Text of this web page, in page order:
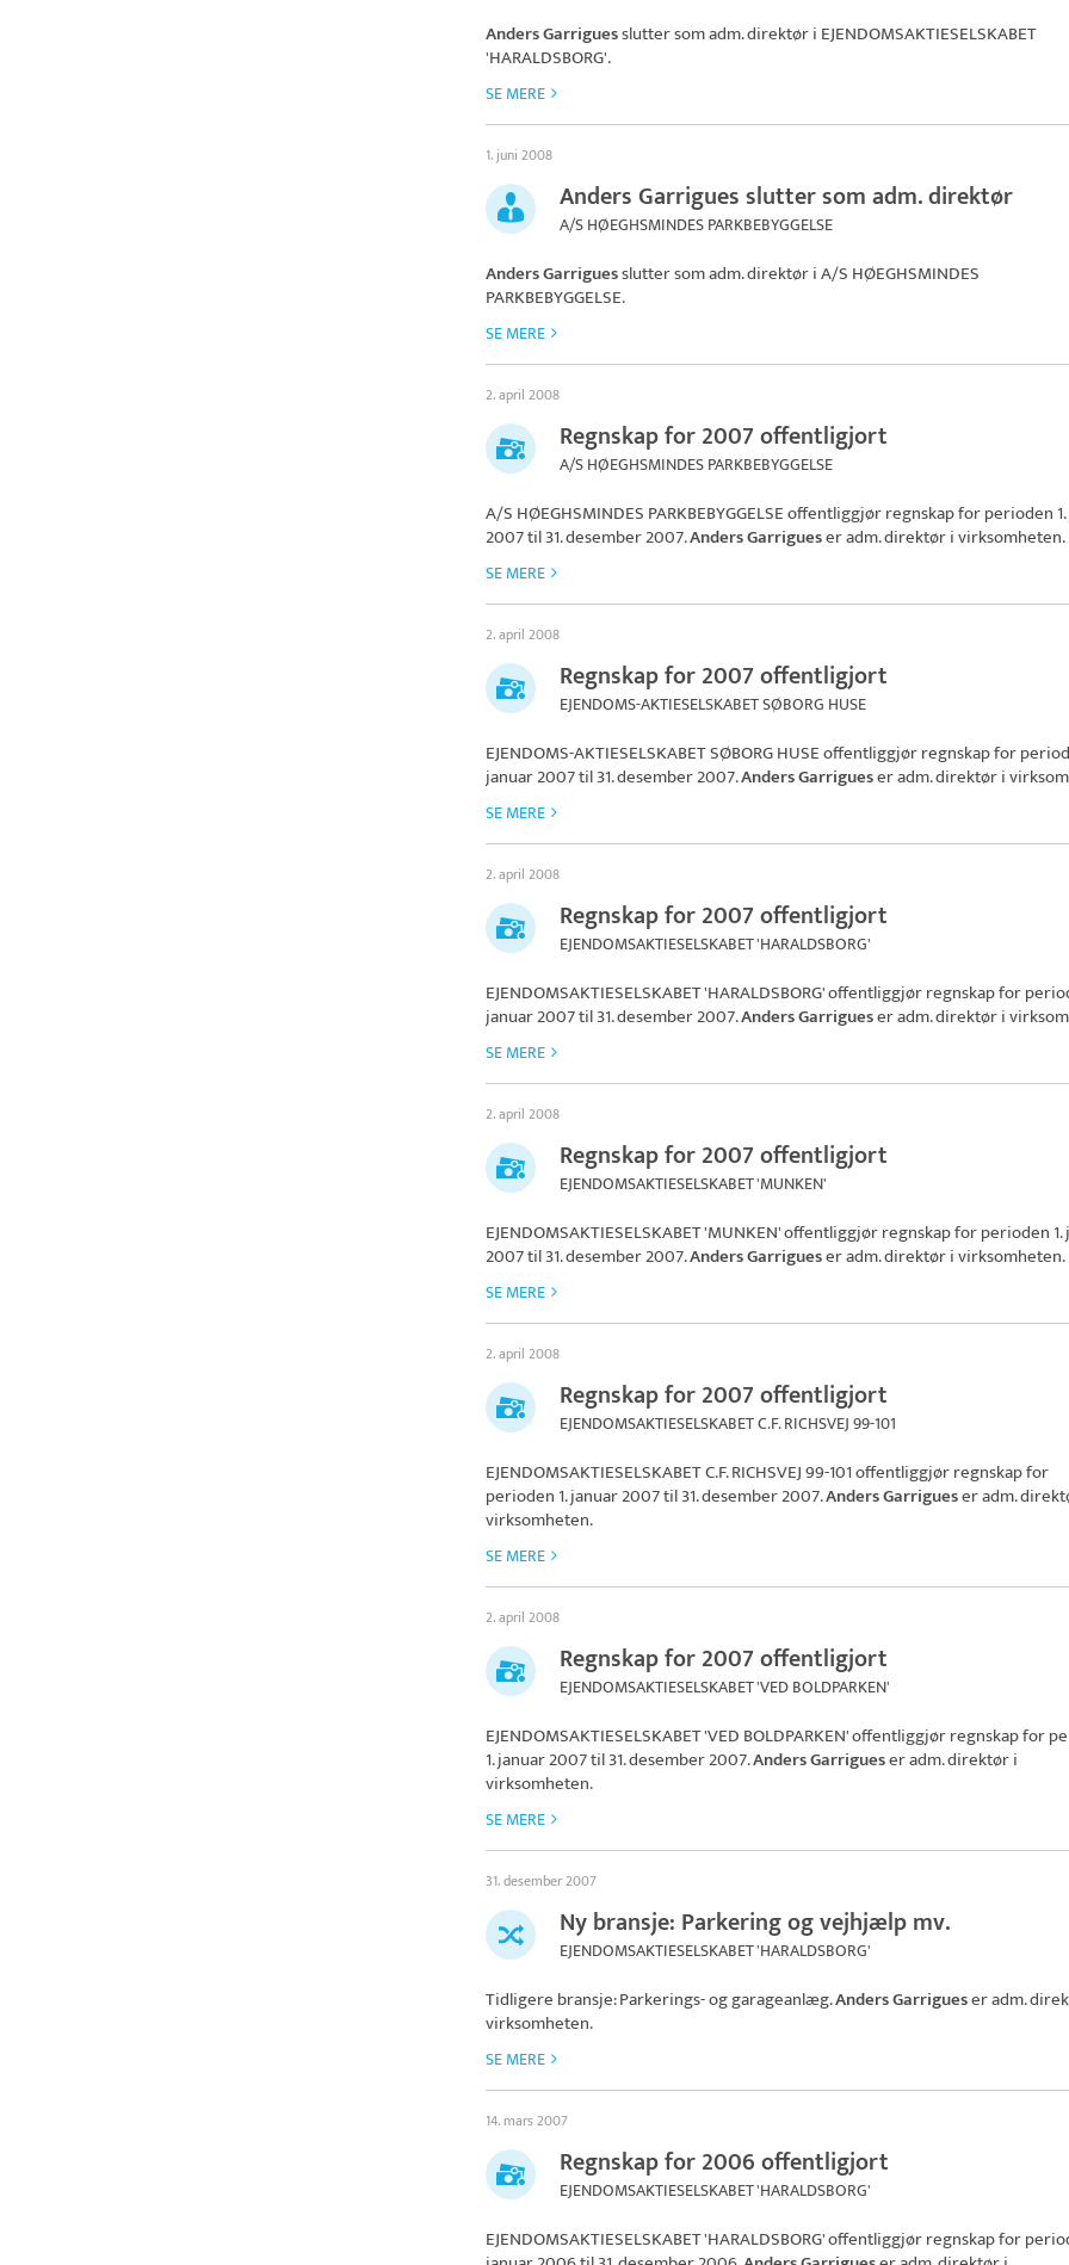
Anders Garriguesslutter som adm. direktør i EJENDOMSAKTIESELSKABET
'HARALDSBORG'.
SE MERE
1. juni 2008
Anders Garrigues slutter som adm. direktør
A/S HØEGHSMINDES PARKBEBYGGELSE
Anders Garriguesslutter som adm. direktør iA/S HØEGHSMINDES
PARKBEBYGGELSE.
SE MERE
2. april 2008
Regnskap for 2007 offentligjort
A/S HØEGHSMINDES PARKBEBYGGELSE
A/S HØEGHSMINDES PARKBEBYGGELSEoffentliggjør regnskap for perioden
2007 til 31. desember 2007.Anders Garrigueser adm. direktør i virksomheten.
SE MERE
2. april 2008
Regnskap for 2007 offentligjort
EJENDOMS-AKTIESELSKABET SØBORG HUSE
EJENDOMS-AKTIESELSKABET SØBORG HUSEoffentliggjør regnskap for
januar 2007 til 31. desember 2007.Anders Garrigueser adm. direktør i
SE MERE
2. april 2008
Regnskap for 2007 offentligjort
EJENDOMSAKTIESELSKABET 'HARALDSBORG'
EJENDOMSAKTIESELSKABET 'HARALDSBORG'offentliggjør regnskap for
januar 2007 til 31. desember 2007.Anders Garrigueser adm. direktør i
SE MERE
2. april 2008
Regnskap for 2007 offentligjort
EJENDOMSAKTIESELSKABET 'MUNKEN'
EJENDOMSAKTIESELSKABET 'MUNKEN'offentliggjør regnskap for perioden 1.
2007 til 31. desember 2007.Anders Garrigueser adm. direktør i virksomheten.
SE MERE
2. april 2008
Regnskap for 2007 offentligjort
EJENDOMSAKTIESELSKABET C.F. RICHSVEJ 99-101
EJENDOMSAKTIESELSKABET C.F. RICHSVEJ 99-101offentliggjør regnskap for
perioden 1. januar 2007 til 31. desember 2007.Anders Garrigueser adm.
virksomheten.
SE MERE
2. april 2008
Regnskap for 2007 offentligjort
EJENDOMSAKTIESELSKABET 'VED BOLDPARKEN'
EJENDOMSAKTIESELSKABET 'VED BOLDPARKEN'offentliggjør regnskap for
1. januar 2007 til 31. desember 2007.Anders Garrigueser adm. direktør i
virksomheten.
SE MERE
31. desember 2007
Ny bransje: Parkering og vejhjælp mv.
EJENDOMSAKTIESELSKABET 'HARALDSBORG'
Tidligere bransje: Parkerings- og garageanlæg.Anders Garrigueser adm.
virksomheten.
SE MERE
14. mars 2007
Regnskap for 2006 offentligjort
EJENDOMSAKTIESELSKABET 'HARALDSBORG'
EJENDOMSAKTIESELSKABET 'HARALDSBORG'offentliggjør regnskap for